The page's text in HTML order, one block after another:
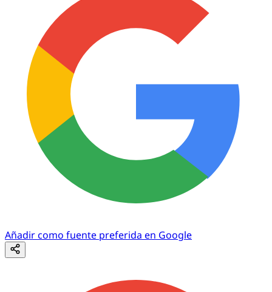
Añadir como fuente preferida en Google